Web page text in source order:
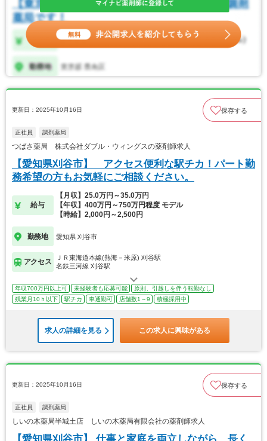
更新日：2025年10月16日 保存する
正社員 調剤薬局
つばさ薬局 株式会社ダブル・ウィングスの薬剤師求人
【愛知県刈谷市】 アクセス便利な駅チカ！パート勤
務希望の方もお気軽にご相談ください。
給与
【月収】25.0万円～35.0万円
【年収】400万円～750万円程度 モデル
【時給】2,000円～2,500円
勤務地 愛知県 刈谷市
アクセス
ＪＲ東海道本線(熱海－米原) 刈谷駅
名鉄三河線 刈谷駅
年収700万円以上可 未経験者も応募可能
原則、引越しを伴う転勤なし
残業月10ｈ以下
駅チカ 車通勤可 店舗数1～9 積極採用中
求人の詳細を見る この求人に興味がある
更新日：2025年10月16日 保存する
正社員 調剤薬局
しいの木薬局半城土店 しいの木薬局有限会社の薬剤師求人